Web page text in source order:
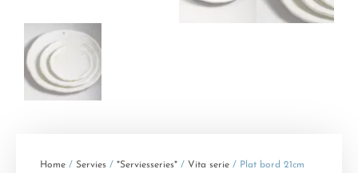
Home / Servies / *Serviesseries* / Vita serie / Plat bord 21cm